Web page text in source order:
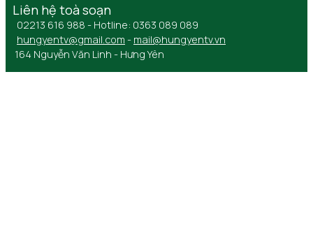
Liên hệ toà soạn
02213 616 988 - Hotline: 0363 089 089
hungyentv@gmail.com - mail@hungyentv.vn
164 Nguyễn Văn Linh - Hưng Yên